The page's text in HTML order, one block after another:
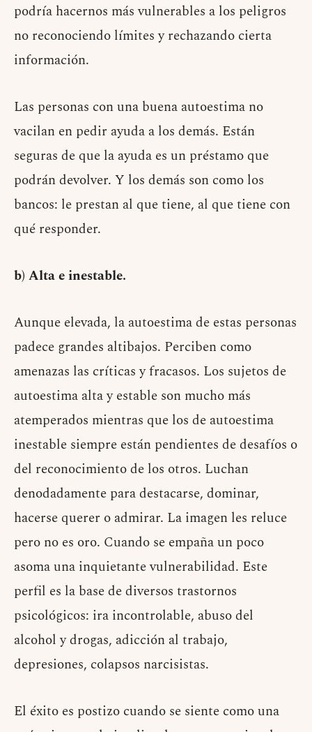
podría hacernos más vulnerables a los peligros
no reconociendo límites y rechazando cierta
información.
Las personas con una buena autoestima no
vacilan en pedir ayuda a los demás. Están
seguras de que la ayuda es un préstamo que
podrán devolver. Y los demás son como los
bancos: le prestan al que tiene, al que tiene con
qué responder.
b) Alta e inestable.
Aunque elevada, la autoestima de estas personas
padece grandes altibajos. Perciben como
amenazas las críticas y fracasos. Los sujetos de
autoestima alta y estable son mucho más
atemperados mientras que los de autoestima
inestable siempre están pendientes de desafíos o
del reconocimiento de los otros. Luchan
denodadamente para destacarse, dominar,
hacerse querer o admirar. La imagen les reluce
pero no es oro. Cuando se empaña un poco
asoma una inquietante vulnerabilidad. Este
perfil es la base de diversos trastornos
psicológicos: ira incontrolable, abuso del
alcohol y drogas, adicción al trabajo,
depresiones, colapsos narcisistas.
El éxito es postizo cuando se siente como una